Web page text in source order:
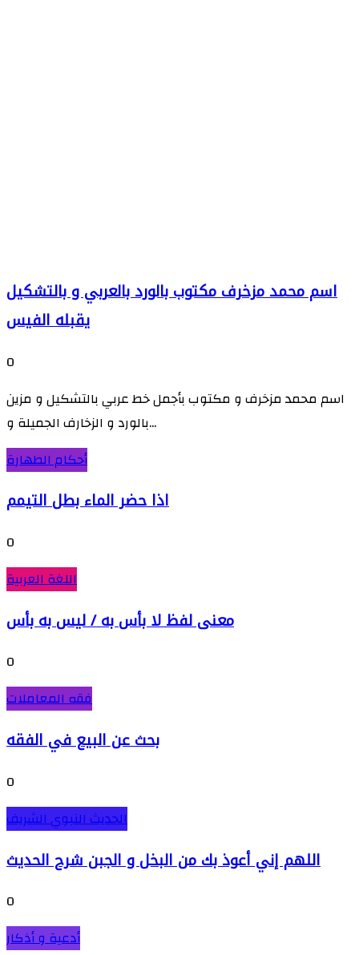
اسم محمد مزخرف مكتوب بالورد بالعربي و بالتشكيل
يقبله الفيس
0
اسم محمد مزخرف و مكتوب بأجمل خط عربي بالتشكيل و مزين
بالورد و الزخارف الجميلة و...
أحكام الطهارة
اذا حضر الماء بطل التيمم
0
اللغة العربية
معنى لفظ لا بأس به / ليس به بأس
0
فقه المعاملات
بحث عن البيع في الفقه
0
الحديث النبوي الشريف
اللهم إني أعوذ بك من البخل و الجبن شرح الحديث
0
أدعية و أذكار